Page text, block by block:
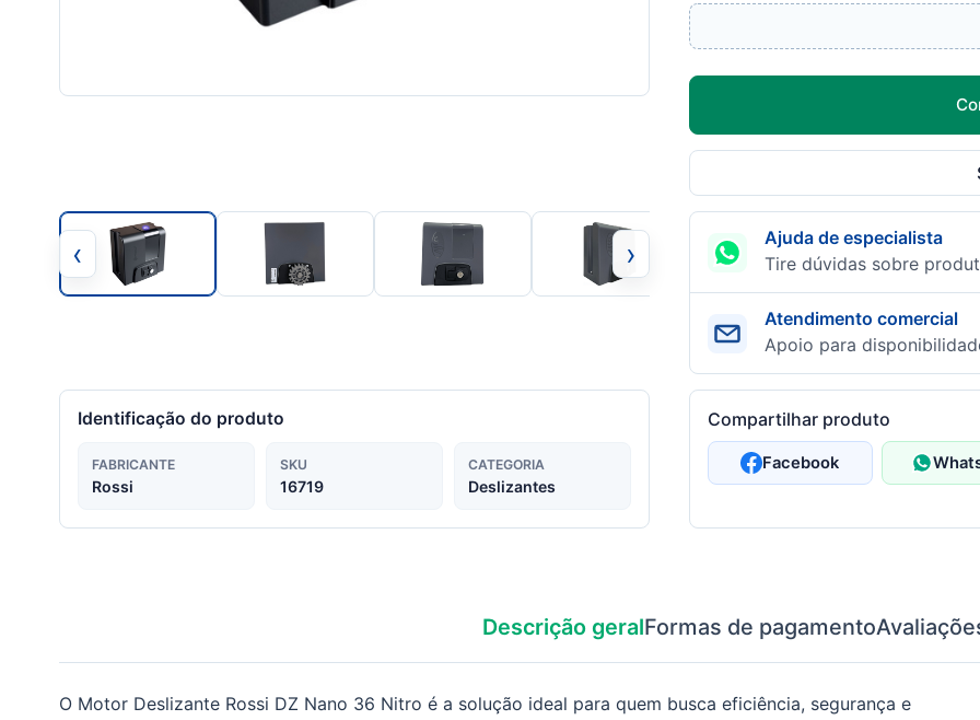
‹ ›
Ajuda de especialista
Tire dúvidas sobre
Atendimento comercial
Apoio para
Identificação do produto
FABRICANTE
Rossi
SKU
16719
CATEGORIA
Deslizantes
Compartilhar produto
Facebook
Descrição geralFormas de pagamento
O Motor Deslizante Rossi DZ Nano 36 Nitro é a solução ideal para quem busca eficiência, segurança e